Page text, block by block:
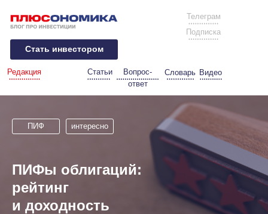
Статьи
Вопрос-
ответ
Словарь
Редакция
Телеграм
Подписка
Стать инвестором
Видео
ПИФы облигаций:
рейтинг
и доходность
интересно
ПИФ